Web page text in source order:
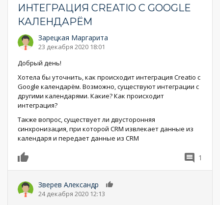
ИНТЕГРАЦИЯ CREATIO С GOOGLE
КАЛЕНДАРЁМ
Зарецкая Маргарита
23 декабря 2020 18:01
Добрый день!
Хотела бы уточнить, как происходит интеграция Creatio с
Google календарём. Возможно, существуют интеграции с
другими календарями. Какие? Как происходит
интеграция?
Также вопрос, существует ли двусторонняя
синхронизация, при которой CRM извлекает данные из
календаря и передает данные из CRM
1
Зверев Александр
24 декабря 2020 12:13